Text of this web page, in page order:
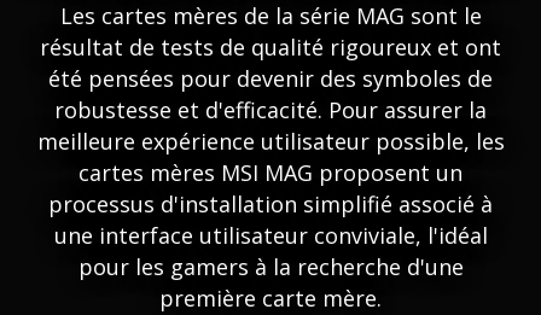
Les cartes mères de la série MAG sont le
résultat de tests de qualité rigoureux et ont
été pensées pour devenir des symboles de
robustesse et d'efficacité. Pour assurer la
meilleure expérience utilisateur possible, les
cartes mères MSI MAG proposent un
processus d'installation simplifié associé à
une interface utilisateur conviviale, l'idéal
pour les gamers à la recherche d'une
première carte mère.